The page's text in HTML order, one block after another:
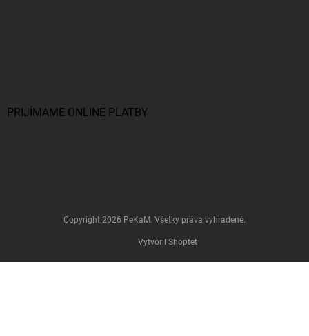
PRIJÍMAME ONLINE PLATBY
Vytvoril Shoptet
Copyright 2026 PeKaM. Všetky práva vyhradené.